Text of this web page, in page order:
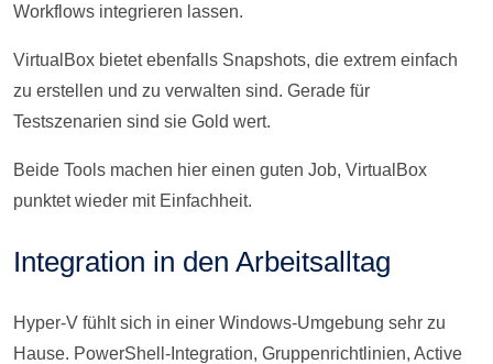
Workflows integrieren lassen.
VirtualBox bietet ebenfalls Snapshots, die extrem einfach
zu erstellen und zu verwalten sind. Gerade für
Testszenarien sind sie Gold wert.
Beide Tools machen hier einen guten Job, VirtualBox
punktet wieder mit Einfachheit.
Integration in den Arbeitsalltag
Hyper-V fühlt sich in einer Windows-Umgebung sehr zu
Hause. PowerShell-Integration, Gruppenrichtlinien, Active